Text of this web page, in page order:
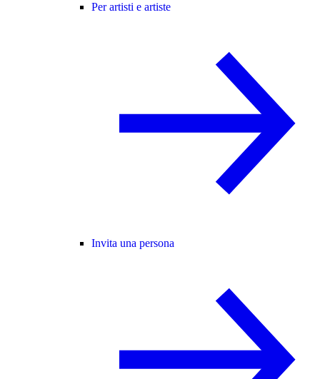
Per artisti e artiste
Invita una persona